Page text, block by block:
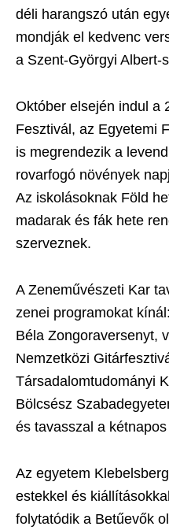
déli harangszó után
mondják el kedvenc
a Szent-Györgyi Albert-
Október elsején indul a
Fesztivál, az Egyetemi
is megrendezik a
rovarfogó növények
Az iskolásoknak Föld
madarak és fák hete
szerveznek.
A Zeneművészeti Kar
zenei programokat
Béla Zongoraversenyt,
Nemzetközi
Társadalomtudományi
Bölcsész
és tavasszal a
Az egyetem
estekkel és
folytatódik a Betűevők